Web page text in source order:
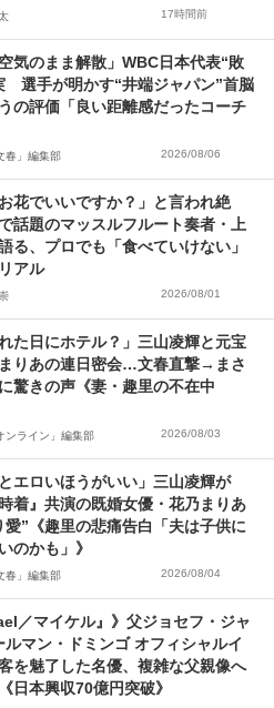
17時間前
空気のまま解散」WBC日本代表“敗
選手が明かす“井端ジャパン”首脳
の評価「良い距離感だったコーチ
春」編集部 2026/08/06
お花でいいですか？」と言われ絶
話題のマッスルフルート奏者・上
る、プロでも「食べていけない」
アル
2026/08/01
れた日にホテル？」三山凌輝と元宝
りあの連日密会…文春直撃→まさ
驚きの声《妻・趣里の不在中
ンライン」編集部 2026/08/03
とエロいほうがいい」三山凌輝が
時着』共演の既婚女優・花乃まりあ
愛”《趣里の悲痛告白「夫は子供に
のかも」》
春」編集部 2026/08/04
／マイケル』》父ジョセフ・ジャ
ルマン・ドミンゴ オフィシャルイ
を魅了した名優、複雑な父親像へ
日本興収70億円突破》